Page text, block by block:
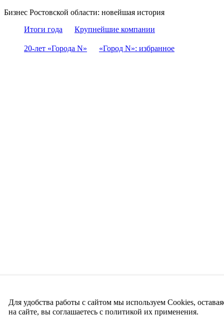
Бизнес Ростовской области: новейшая история
Итоги года
Крупнейшие компании
20-лет «Города N» «Город N»: избранное
Для удобства работы с сайтом мы используем Cookies,
на сайте, вы соглашаетесь с политикой их применения.